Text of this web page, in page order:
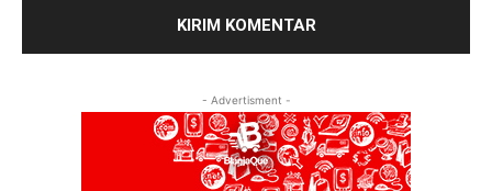
- Advertisment -